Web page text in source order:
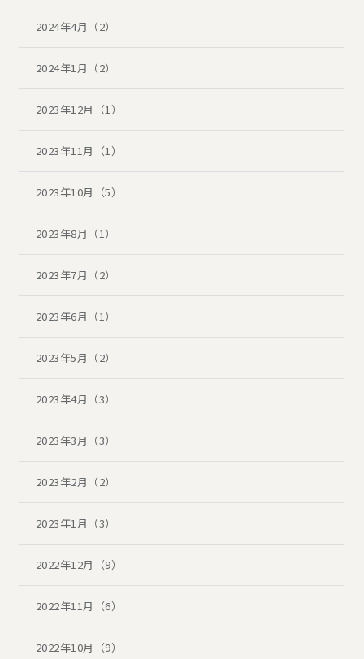
2024年4月（2）
2024年1月（2）
2023年12月（1）
2023年11月（1）
2023年10月（5）
2023年8月（1）
2023年7月（2）
2023年6月（1）
2023年5月（2）
2023年4月（3）
2023年3月（3）
2023年2月（2）
2023年1月（3）
2022年12月（9）
2022年11月（6）
2022年10月（9）